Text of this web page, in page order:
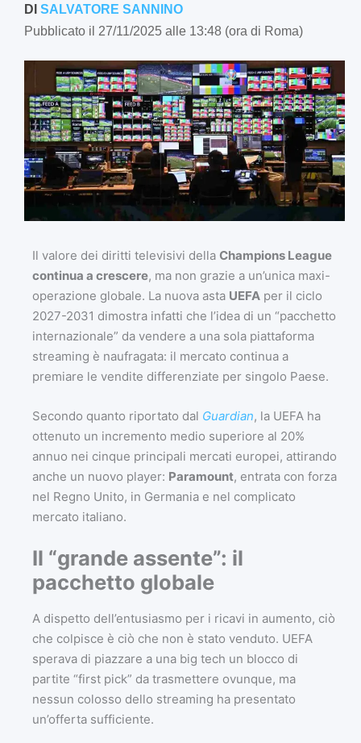
DI SALVATORE SANNINO
Pubblicato il 27/11/2025 alle 13:48 (ora di Roma)
Il valore dei diritti televisivi della Champions League
continua a crescere, ma non grazie a un’unica maxi-
operazione globale. La nuova asta UEFA per il ciclo
2027-2031 dimostra infatti che l’idea di un “pacchetto
internazionale” da vendere a una sola piattaforma
streaming è naufragata: il mercato continua a
premiare le vendite differenziate per singolo Paese.
Secondo quanto riportato dal Guardian, la UEFA ha
ottenuto un incremento medio superiore al 20%
annuo nei cinque principali mercati europei, attirando
anche un nuovo player: Paramount, entrata con forza
nel Regno Unito, in Germania e nel complicato
mercato italiano.
Il “grande assente”: il
pacchetto globale
A dispetto dell’entusiasmo per i ricavi in aumento, ciò
che colpisce è ciò che non è stato venduto. UEFA
sperava di piazzare a una big tech un blocco di
partite “first pick” da trasmettere ovunque, ma
nessun colosso dello streaming ha presentato
un’offerta sufficiente.